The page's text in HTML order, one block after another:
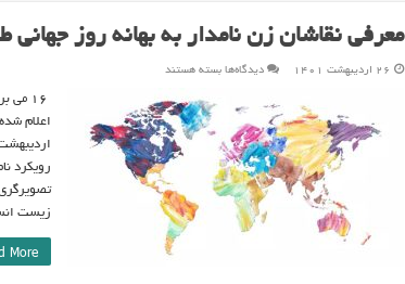
معرفی نقاشان زن نامدار به بهانه روز جهانی
۲۶ اردیبهشت ۱۴۰۱ دیدگاه‌هابرای
زن
نامدار
به
روز
جهانی
طراحی
و
نقاشی
بسته هستند
رویکرد
زیست
More »